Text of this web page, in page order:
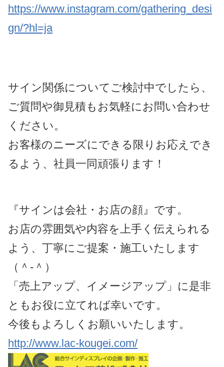
https://www.instagram.com/gathering_desi
gn/?hl=ja
サイン関係についてご検討中でしたら、
ご質問や御見積もお気軽にお問い合わせ
ください。
お客様のニーズにできる限りお応えでき
るよう、社員一同頑張ります！
『サインは会社・お店の顔』です。
お店の雰囲気や内容を上手く伝えられる
よう、丁寧にご提案・施工いたします
（＾-＾）
「売上アップ、イメージアップ」に是非
ともお役に立てれば幸いです。
今後もよろしくお願いいたします。
http://www.lac-kougei.com/